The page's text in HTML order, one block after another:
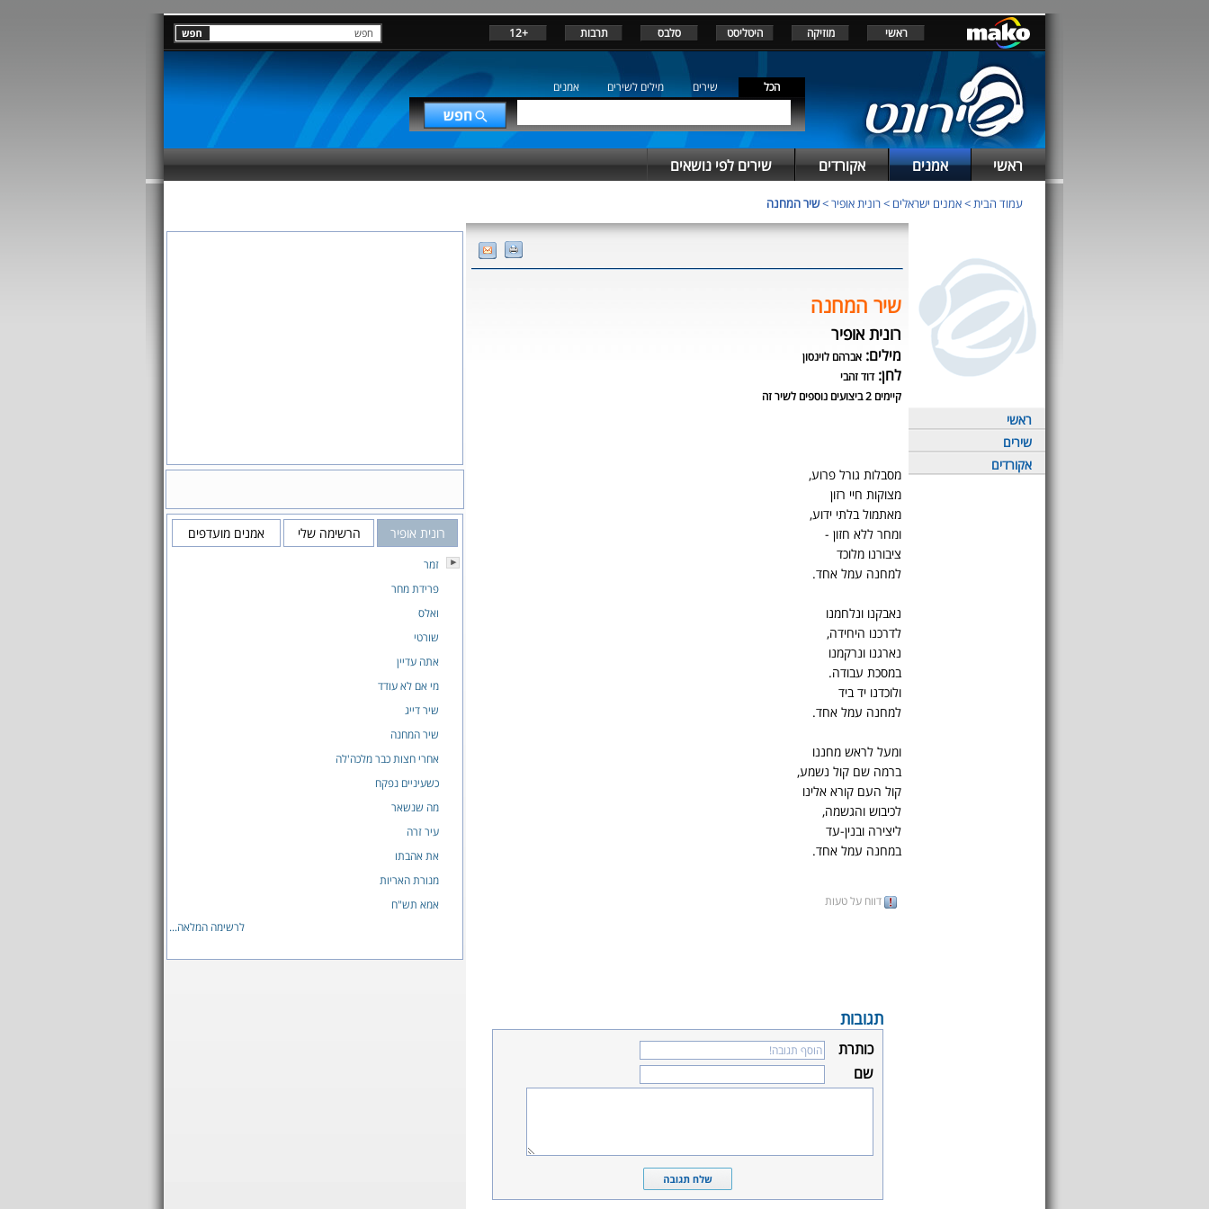
ראשי מוזיקה היטליסט סלבס תרבות +12
הכל שירים מילים לשירים אמנים
ראשי אמנים אקורדים שירים לפי נושאים
עמוד הבית>אמנים ישראלים >רונית אופיר>שיר המחנה
ראשי
שירים
אקורדים
שיר המחנה
רונית אופיר
מילים: אברהם לוינסון
לחן:דוד זהבי
קיימים 2 ביצועים נוספים לשיר זה
מסבלות גורל פרוע,
מצוקות חיי רזון
מאתמול בלתי ידוע,
ומחר ללא חזון -
ציבורנו מלוכד
למחנה עמל אחד.
נאבקנו ונלחמנו
לדרכנו היחידה,
נארגנו ונרקמנו
במסכת עבודה.
ולוכדנו יד ביד
למחנה עמל אחד.
ומעל לראש מחננו
ברמה שם קול נשמע,
קול העם קורא אלינו
לכיבוש והגשמה,
ליצירה ובנין-עד
במחנה עמל אחד.
דווח על טעות
תגובות
כותרת
שם
רונית אופיר הרשימה שלי אמנים מועדפים
זמר
פרידת מחר
ואלס
שורטי
אתה עדיין
מי אם לא עודד
שיר דייג
שיר המחנה
אחרי חצות כבר מלכה'לה
כשעיניים נפקח
מה שנשאר
עיר זרה
את אהבתו
מנורת האריות
אמא תש"ח
לרשימה המלאה...